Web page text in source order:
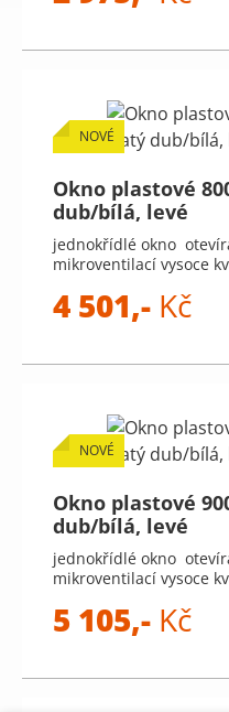
NOVÉ
Okno plastové
dub/bílá, levé
jednokřídlé okno
mikroventilací vysoce
4 501,- Kč
NOVÉ
Okno plastové
dub/bílá, levé
jednokřídlé okno
mikroventilací vysoce
5 105,- Kč